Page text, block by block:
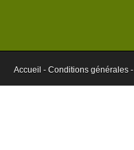
Accueil - Conditions générales -